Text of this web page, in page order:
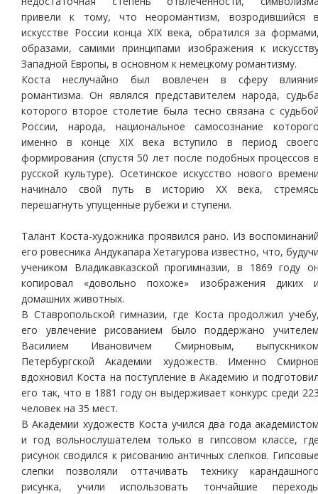
привели к тому, что неоромантизм, возродившийся
искусстве России конца ХIХ века, обратился за
образами, самими принципами изображения к
Западной Европы, в основном к немецкому романтизму.
Коста неслучайно был вовлечен в сферу
романтизма. Он являлся представителем народа,
которого второе столетие была тесно связана с
России, народа, национальное самосознание
именно в конце ХIХ века вступило в период
формирования (спустя 50 лет после подобных процессов
русской культуре). Осетинское искусство нового
начинало свой путь в историю ХХ века,
перешагнуть упущенные рубежи и ступени.
Талант Коста-художника проявился рано. Из
его ровесника Андукапара Хетагурова известно, что,
учеником Владикавказской прогимназии, в 1869 году
копировал «довольно похоже» изображения диких
домашних животных.
В Ставропольской гимназии, где Коста продолжил
его увлечение рисованием было поддержано
Василием Ивановичем Смирновым,
Петербургской Академии художеств. Именно
вдохновил Коста на поступление в Академию и
его так, что в 1881 году он выдерживает конкурс среди
человек на 35 мест.
В Академии художеств Коста учился два года
и год вольнослушателем только в гипсовом классе,
рисунок сводился к рисованию античных слепков.
слепки позволяли оттачивать технику
рисунка, учили использовать тончайшие